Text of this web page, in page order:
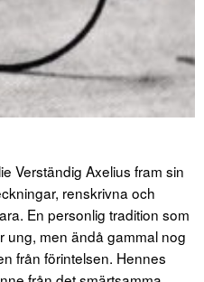
Verständig Axelius fram sin
renskrivna och
En personlig tradition som
ung, men ändå gammal nog
från förintelsen. Hennes